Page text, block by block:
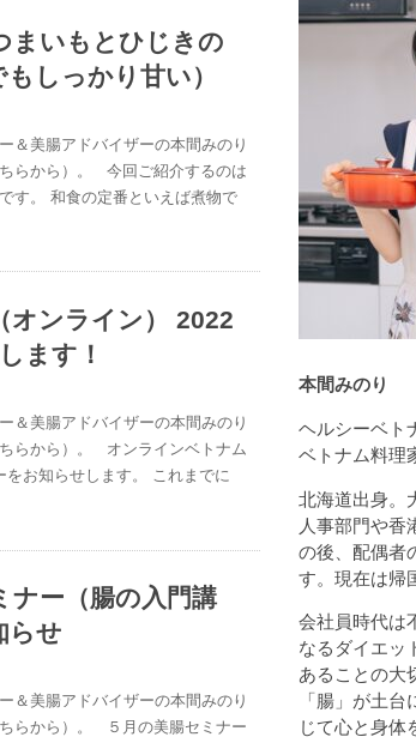
まいもとひじきの
しっかり甘い）
＆美腸アドバイザーの本間みのり
らから）。 今回ご紹介するのは
す。 和食の定番といえば煮物で
オンライン） 2022
ます！
＆美腸アドバイザーの本間みのり
らから）。 オンラインベトナム
お知らせします。 これまでに
ナー（腸の入門講
らせ
＆美腸アドバイザーの本間みのり
らから）。 ５月の美腸セミナー
本間みのり
ヘルシーベト
ベトナム料理
北海道出身。
人事部門や香
の後、配偶者
す。現在は帰
会社員時代は
なるダイエッ
あることの大
「腸」が土
じて心と身体